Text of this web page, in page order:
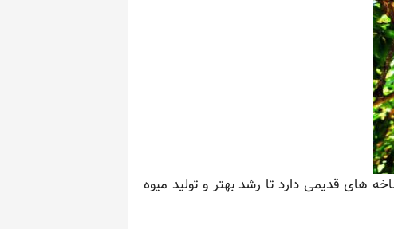
های قدیمی دارد تا رشد بهتر و تولید میوه